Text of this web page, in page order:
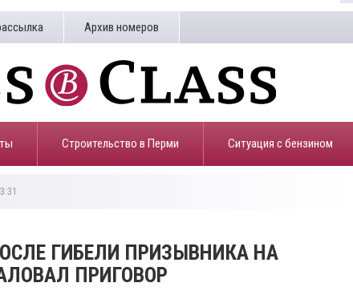
Архив номеров
Строительство в Перми ​Ситуация с бензином
ГИБЕЛИ ПРИЗЫВНИКА НА
ПРИГОВОР